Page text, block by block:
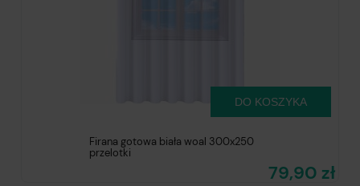
Firana gotowa biała woal 300x250
przelotki
79,90 zł
DO KOSZYKA